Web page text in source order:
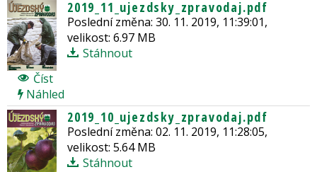
2019_11_ujezdsky_zpravodaj.pdf
Poslední změna: 30. 11. 2019, 11:39:01,
velikost: 6.97 MB
Stáhnout
Číst
Náhled
2019_10_ujezdsky_zpravodaj.pdf
Poslední změna: 02. 11. 2019, 11:28:05,
velikost: 5.64 MB
Stáhnout